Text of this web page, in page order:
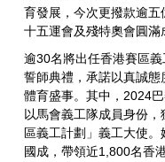
育發展，今次更撥款逾
十五運會及殘特奧會圓滿
逾30名將出任香港賽區
誓師典禮，承諾以真誠
體育盛事。其中，2024
以馬會義工隊成員身份
區義工計劃」義工大使
國成，帶領近1,800名香